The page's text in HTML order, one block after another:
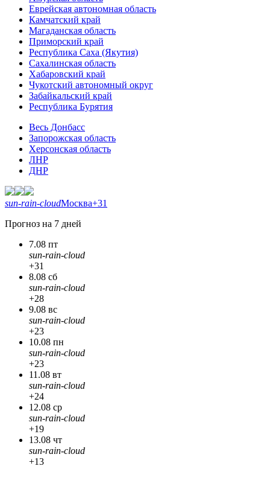
Еврейская автономная область
Камчатский край
Магаданская область
Приморский край
Республика Саха (Якутия)
Сахалинская область
Хабаровский край
Чукотский автономный округ
Забайкальский край
Республика Бурятия
Весь Донбасс
Запорожская область
Херсонская область
ЛНР
ДНР
sun-rain-cloudМосква+31
Прогноз на 7 дней
7.08 пт
sun-rain-cloud
+31
8.08 сб
sun-rain-cloud
+28
9.08 вс
sun-rain-cloud
+23
10.08 пн
sun-rain-cloud
+23
11.08 вт
sun-rain-cloud
+24
12.08 ср
sun-rain-cloud
+19
13.08 чт
sun-rain-cloud
+13